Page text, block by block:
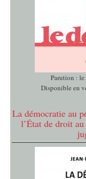
Parution :
Disponible en
La démocratie au
l’État de droit